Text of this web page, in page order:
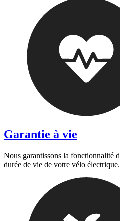
Garantie à vie
Nous garantissons la fonctionnalité
durée de vie de votre vélo électrique.